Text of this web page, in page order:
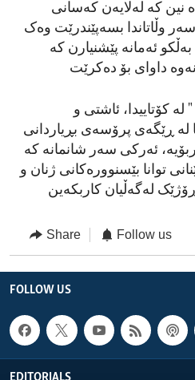
نین کە لەلایەن کەسانی
وڵاتاندا بسەپێندرێت وەک
ئەمانە پێشنیارن کە
کۆتاییدا، ئاشتی و
لە ڕێگەی پرۆسەی بڕیاردانی
ئەرکی سەر شانمانە کە
توانا بێسنوورەکانی ژنان و
Share Follow us
FOLLOW US